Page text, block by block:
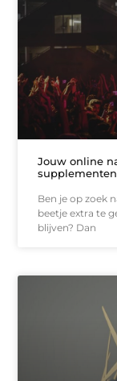
Jouw online
supplementen
Ben je op zoek
beetje extra te
blijven? Dan